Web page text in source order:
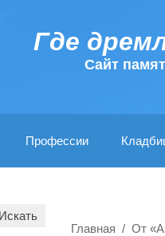
Где
Cайт
Профессии
Главная От